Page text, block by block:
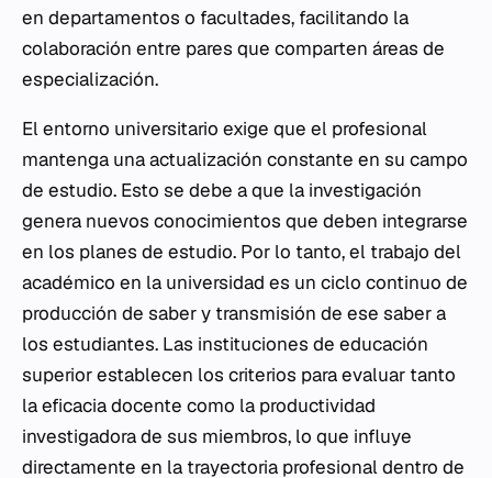
en departamentos o facultades, facilitando la
colaboración entre pares que comparten áreas de
especialización.
El entorno universitario exige que el profesional
mantenga una actualización constante en su campo
de estudio. Esto se debe a que la investigación
genera nuevos conocimientos que deben integrarse
en los planes de estudio. Por lo tanto, el trabajo del
académico en la universidad es un ciclo continuo de
producción de saber y transmisión de ese saber a
los estudiantes. Las instituciones de educación
superior establecen los criterios para evaluar tanto
la eficacia docente como la productividad
investigadora de sus miembros, lo que influye
directamente en la trayectoria profesional dentro de